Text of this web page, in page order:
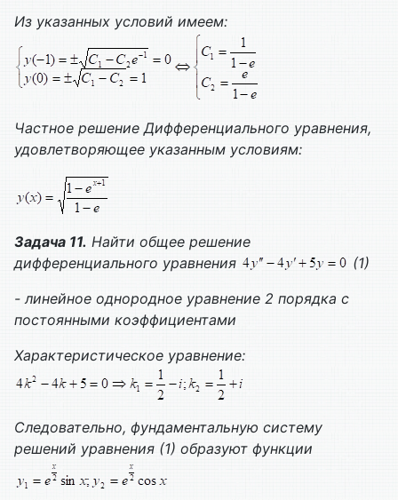
Из указанных условий имеем:
Частное решениеДифференциального уравнения,
удовлетворяющее указанным условиям:
Задача 11. Найти общее решение
дифференциального уравнения
(1)
- линейное однородное уравнение 2 порядка с
постоянными коэффициентами
Характеристическое уравнение:
Следовательно, фундаментальную систему
решений уравнения (1) образуют функции